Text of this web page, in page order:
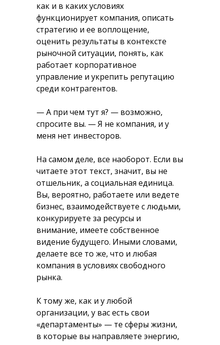
как и в каких условиях
функционирует компания, описать
стратегию и ее воплощение,
оценить результаты в контексте
рыночной ситуации, понять, как
работает корпоративное
управление и укрепить репутацию
среди контрагентов.
—А при чем тут я? — возможно,
спросите вы. —Я не компания, и у
меня нет инвесторов.
На самом деле, все наоборот. Если вы
читаете этот текст, значит, вы не
отшельник, а социальная единица.
Вы, вероятно, работаете или ведете
бизнес, взаимодействуете с людьми,
конкурируете за ресурсы и
внимание, имеете собственное
видение будущего. Иными словами,
делаете все то же, что и любая
компания в условиях свободного
рынка.
К тому же, как и у любой
организации, у вас есть свои
«департаменты» — те сферы жизни,
в которые вы направляете энергию,